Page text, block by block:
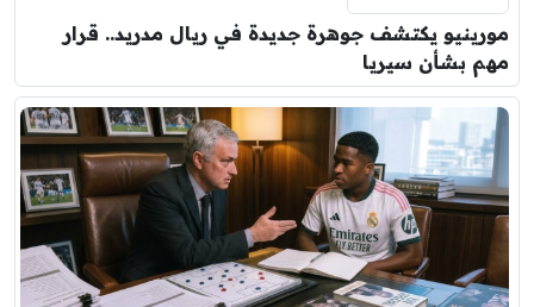
مورينيو يكتشف جوهرة جديدة في ريال مدريد.. قرار
مهم بشأن سيريا